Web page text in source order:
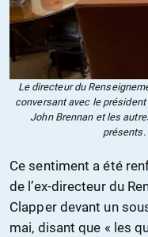
Le directeur du
conversant avec le
John Brennan et les
présents.
Ce sentiment a été
de l’ex-directeur du
Clapper devant un
mai, disant que « les